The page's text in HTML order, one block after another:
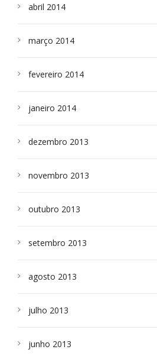
abril 2014
março 2014
fevereiro 2014
janeiro 2014
dezembro 2013
novembro 2013
outubro 2013
setembro 2013
agosto 2013
julho 2013
junho 2013